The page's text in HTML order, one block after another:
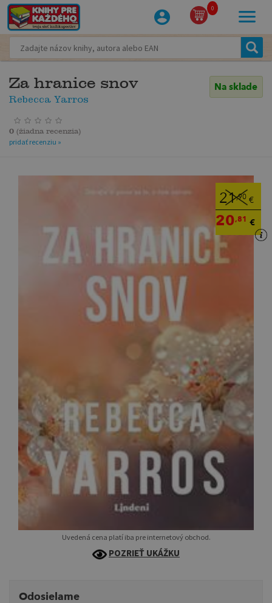
0
Za hranice snov
Rebecca Yarros
Na sklade
0 (žiadna recenzia)
pridať recenziu »
21,90 €
20,81 €
Uvedená cena platí iba pre internetový obchod.
POZRIEŤ UKÁŽKU
Odosielame